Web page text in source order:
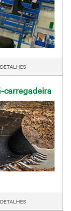
carregadeira